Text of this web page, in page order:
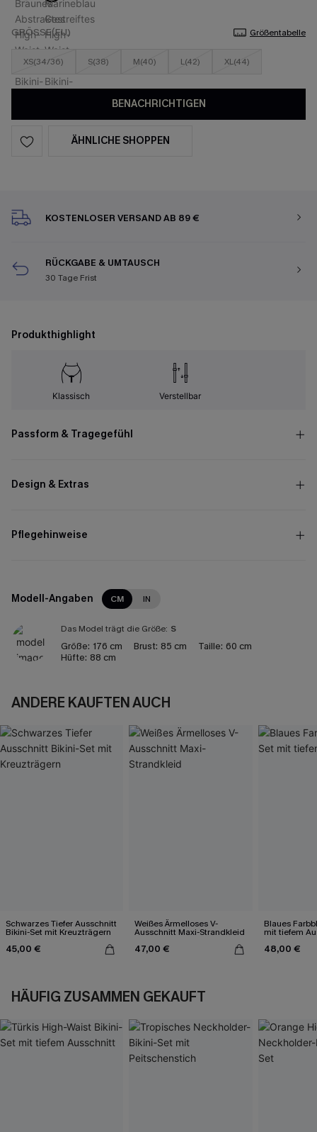
GRÖSSE(EU) Größentabelle
XS(34/36) S(38) M(40) L(42) XL(44)
BENACHRICHTIGEN
ÄHNLICHE SHOPPEN
KOSTENLOSER VERSAND AB 89 €
RÜCKGABE & UMTAUSCH
30 Tage Frist
Produkthighlight
Klassisch Verstellbar
Passform & Tragegefühl
Design & Extras
Pflegehinweise
Modell-Angaben CM IN
Das Model trägt die Größe: S
Größe: 176 cm Brust: 85 cm Taille: 60 cm
Hüfte: 88 cm
ANDERE KAUFTEN AUCH
Schwarzes Tiefer Ausschnitt
Bikini-Set mit Kreuzträgern
45,00 €
Weißes Ärmelloses V-
Ausschnitt Maxi-Strandkleid
47,00 €
Blaues
mit tiefem
48,00 €
HÄUFIG ZUSAMMEN GEKAUFT